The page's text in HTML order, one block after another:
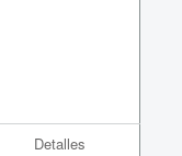
Detalles